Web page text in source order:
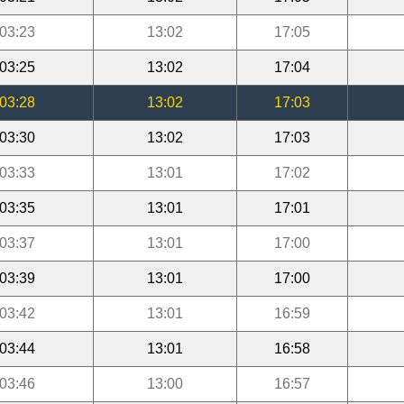
03:23 13:02 17:05
03:25 13:02 17:04
03:28 13:02 17:03
03:30 13:02 17:03
03:33 13:01 17:02
03:35 13:01 17:01
03:37 13:01 17:00
03:39 13:01 17:00
03:42 13:01 16:59
03:44 13:01 16:58
03:46 13:00 16:57